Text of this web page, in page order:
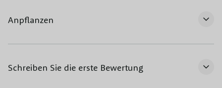
Anpflanzen
Schreiben Sie die erste Bewertung